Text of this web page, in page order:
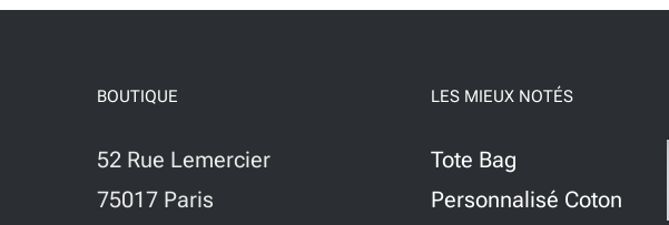
BOUTIQUE
52 Rue Lemercier
75017 Paris
LES MIEUX NOTÉS
Tote Bag
Personnalisé Coton